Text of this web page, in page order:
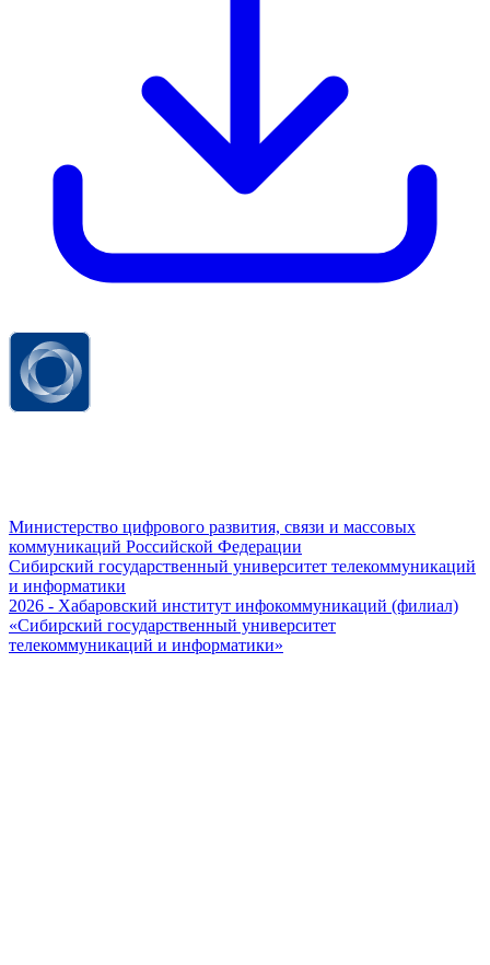
Министерство цифрового развития, связи и массовых
коммуникаций Российской Федерации
Сибирский государственный университет телекоммуникаций
и информатики
2026 - Хабаровский институт инфокоммуникаций (филиал)
«Сибирский государственный университет
телекоммуникаций и информатики»